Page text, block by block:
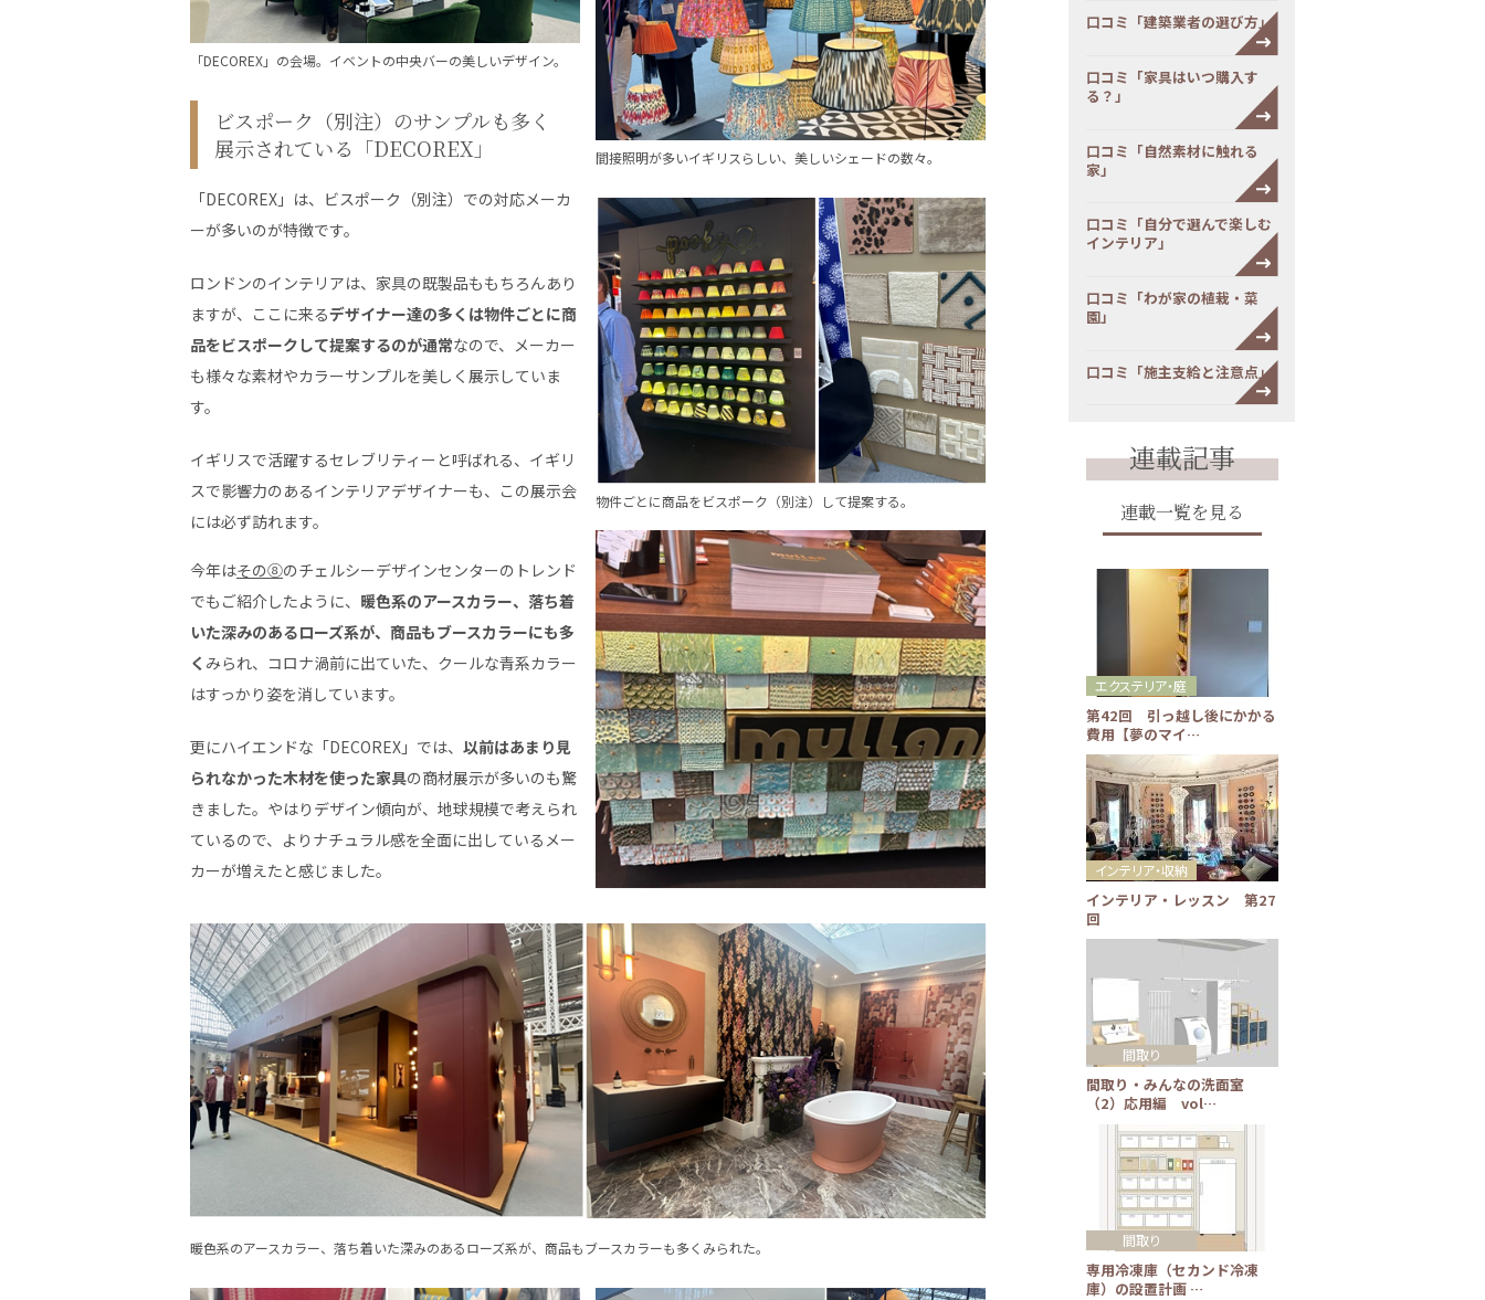
「DECOREX」の会場。イベントの中央バーの美しいデザイン。
間接照明が多いイギリスらしい、美しいシェードの数々。
ビスポーク（別注）のサンプルも多く
展示されている「DECOREX」
「DECOREX」は、ビスポーク（別注）での対応メーカ
ーが多いのが特徴です。
ロンドンのインテリアは、家具の既製品ももちろんあり
ますが、ここに来るデザイナー達の多くは物件ごとに商
品をビスポークして提案するのが通常なので、メーカー
も様々な素材やカラーサンプルを美しく展示していま
す。
イギリスで活躍するセレブリティーと呼ばれる、イギリ
スで影響力のあるインテリアデザイナーも、この展示会
には必ず訪れます。
物件ごとに商品をビスポーク（別注）して提案する。
今年はその⑧のチェルシーデザインセンターのトレンド
でもご紹介したように、 暖色系のアースカラー、落ち着
いた深みのあるローズ系が、商品もブースカラーにも多
く みられ、コロナ渦前に出ていた、クールな青系カラー
はすっかり姿を消しています。
更にハイエンドな「DECOREX」では、 以前はあまり見
られなかった木材を使った家具の商材展示が多いのも驚
きました。やはりデザイン傾向が、地球規模で考えられ
ているので、よりナチュラル感を全面に出しているメー
カーが増えたと感じました。
暖色系のアースカラー、落ち着いた深みのあるローズ系が、商品もブースカラーも多くみられた。
口コミ「建築業者の選び方」
口コミ「家具はいつ購入す
る？」
口コミ「自然素材に触れる
家」
口コミ「自分で選んで楽しむ
インテリア」
口コミ「わが家の植栽・菜
園」
口コミ「施主支給と注意点」
連載記事
連載一覧を見る
第42回 引っ越し後にかかる
費用【夢のマイ…
エクステリア・庭
インテリア・レッスン 第27
回
インテリア・収納
間取り・みんなの洗面室
（2）応用編 vol…
間取り
専用冷凍庫（セカンド冷凍
庫）の設置計画 …
間取り